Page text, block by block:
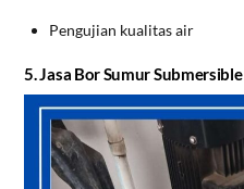
Pengujian kualitas air
5. Jasa Bor Sumur Submersible